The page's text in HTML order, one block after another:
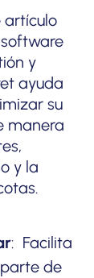
artículo
y
ayuda
su
manera
y la
: Facilita
de